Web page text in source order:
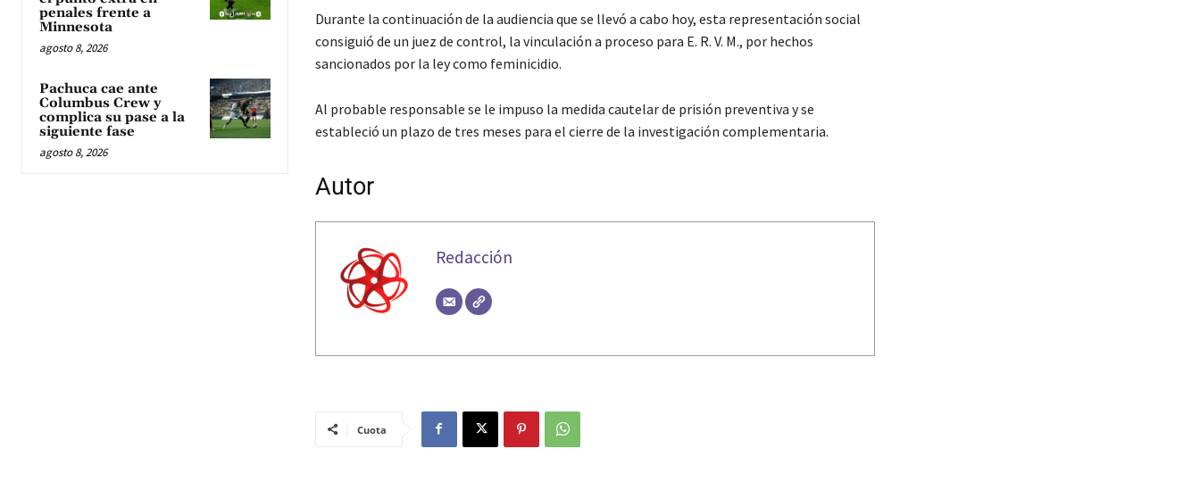
penales frente a
Minnesota
agosto 8, 2026
Pachuca cae ante
Columbus Crew y
complica su pase a la
siguiente fase
agosto 8, 2026
Durante la continuación de la audiencia que se llevó a cabo hoy, esta representación social
consiguió de un juez de control, la vinculación a proceso para E. R. V. M., por hechos
sancionados por la ley como feminicidio.
Al probable responsable se le impuso la medida cautelar de prisión preventiva y se
estableció un plazo de tres meses para el cierre de la investigación complementaria.
Autor
Redacción
Cuota